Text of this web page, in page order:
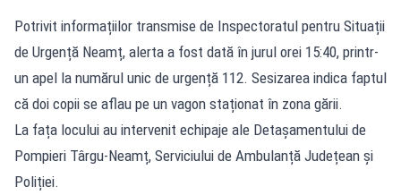
Potrivit informațiilor transmise de Inspectoratul pentru Situații
de Urgență Neamț, alerta a fost dată în jurul orei 15:40, printr-
un apel la numărul unic de urgență 112. Sesizarea indica faptul
că doi copii se aflau pe un vagon staționat în zona gării.
La fața locului au intervenit echipaje ale Detașamentului de
Pompieri Târgu-Neamț, Serviciului de Ambulanță Județean și
Poliției.